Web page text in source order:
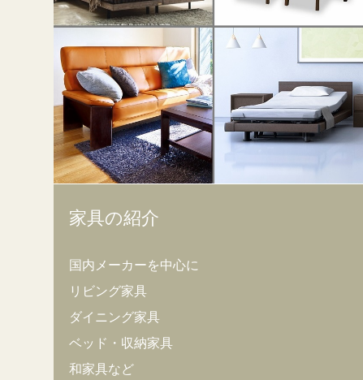
家具の紹介
国内メーカーを中心に
リビング家具
ダイニング家具
ベッド・収納家具
和家具など